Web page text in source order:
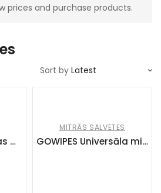
prices and purchase products.
Sort by
GOWIPES Universālas mitrās salvetes (26×40 gb)
MITRĀS SALVETES
GOWIPES Universāla mitrā salvete (36x15gb)